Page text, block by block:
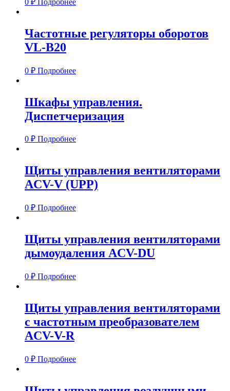
Частотные регуляторы оборотов
VL-B20
0 ₽ Подробнее
Шкафы управления.
Диспетчеризация
0 ₽ Подробнее
Щиты управления вентиляторами
ACV-V (UPP)
0 ₽ Подробнее
Щиты управления вентиляторами
дымоудаления ACV-DU
0 ₽ Подробнее
Щиты управления вентиляторами
с частотным преобразователем
ACV-V-R
0 ₽ Подробнее